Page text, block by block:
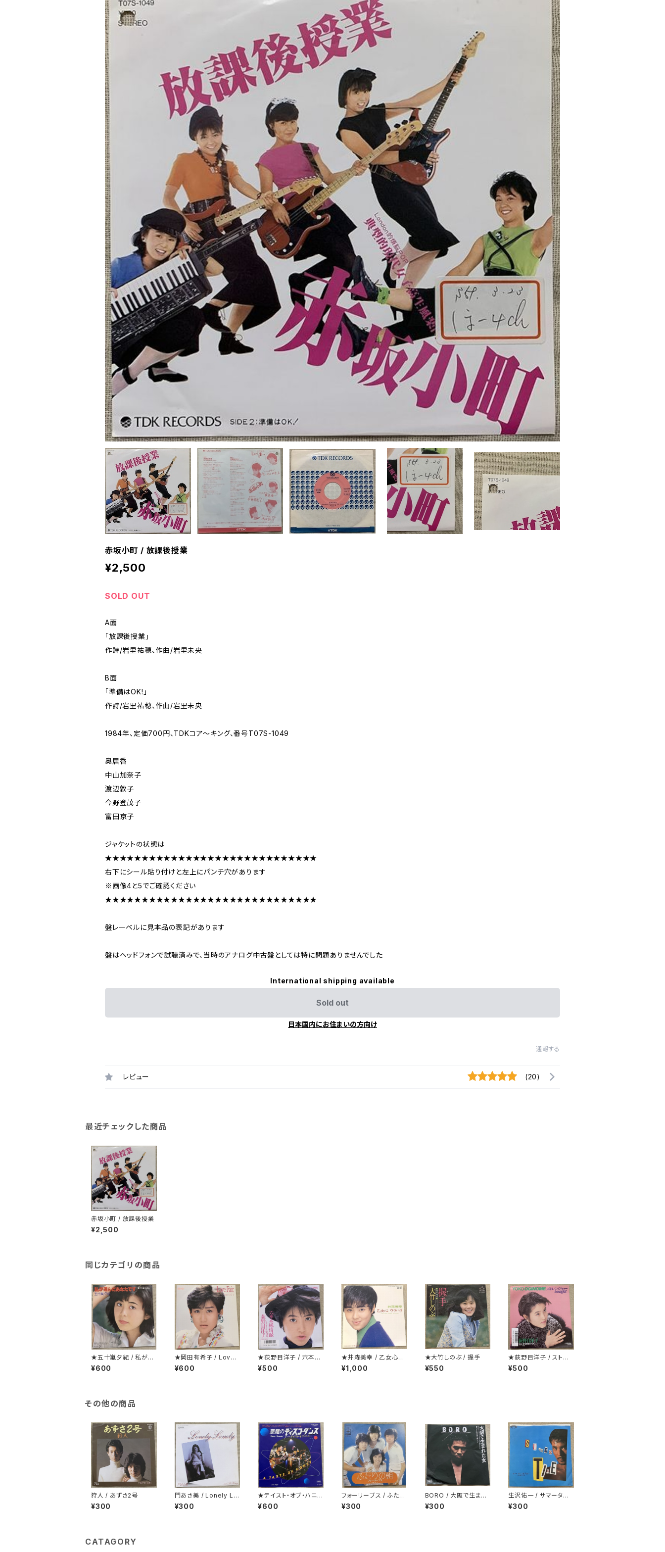
赤坂小町 / 放課後授業
¥2,500
SOLD OUT
A面
「放課後授業」
作詩/岩里祐穂、作曲/岩里未央
B面
「準備はOK!」
作詩/岩里祐穂、作曲/岩里未央
1984年、定価700円、TDKコア～キング、番号T07S-1049
奥居香
中山加奈子
渡辺敦子
今野登茂子
富田京子
ジャケットの状態は
★★★★★★★★★★★★★★★★★★★★★★★★★★★★★
右下にシール貼り付けと左上にパンチ穴があります
※画像4と5でご確認ください
★★★★★★★★★★★★★★★★★★★★★★★★★★★★★
盤レーベルに見本品の表記があります
盤はヘッドフォンで試聴済みで、当時のアナログ中古盤としては特に問題ありませんでした
International shipping available
Sold out
日本国内にお住まいの方向け
通報する
レビュー (20)
最近チェックした商品
赤坂小町 / 放課後授業
¥2,500
同じカテゴリの商品
★五十嵐夕紀 / 私が選
んだあなたです
¥600
★岡田有希子 / Love
Fair
¥600
★荻野目洋子 / 六本木
純情派
¥500
★井森美幸 / 乙女心ウ
ラハラ プロモ
¥1,000
★大竹しのぶ / 握手
¥550
★荻野目洋子 / ストレ
ンジャーtonight
¥500
その他の商品
狩人 / あずさ2号
¥300
門あさ美 / Lonely Lo
nely Honey
¥300
★テイスト・オブ・ハニー
/ 悪魔のディスコ・ダン
ス
¥600
フォーリーブス / ふたり
の朝
¥300
BORO / 大阪で生まれ
た女
¥300
生沢佑一 / サマータイ
ム プロモ
¥300
CATAGORY